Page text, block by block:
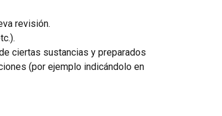
revisión.
ciertas sustancias y preparados
(por ejemplo indicándolo en